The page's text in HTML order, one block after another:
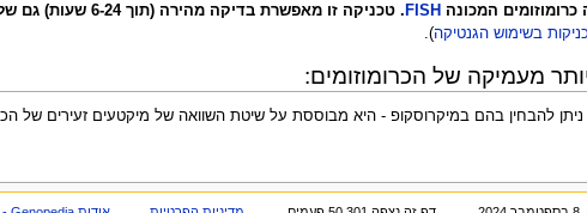
המכונה FISH
. טכניקה זו
בשימוש הגנטיקה).
מעמיקה של הכרומוזומים:
ניתן להבחין בהם במיקרוסקופ - היא מבוססת על שיטת השוואה של מיקטעים זעירים של